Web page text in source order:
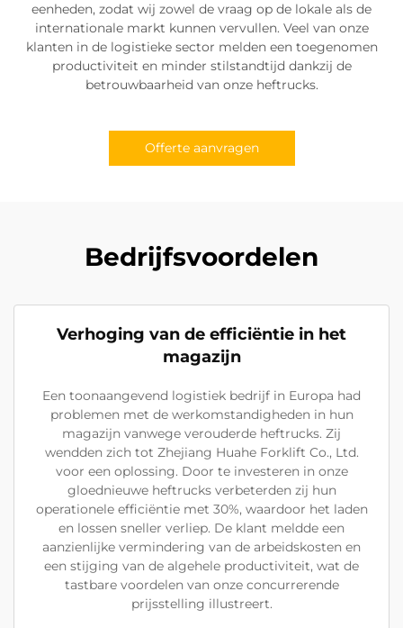
eenheden, zodat wij zowel de vraag op de lokale als de
internationale markt kunnen vervullen. Veel van onze
klanten in de logistieke sector melden een toegenomen
productiviteit en minder stilstandtijd dankzij de
betrouwbaarheid van onze heftrucks.
Offerte aanvragen
Bedrijfsvoordelen
Verhoging van de efficiëntie in het
magazijn
Een toonaangevend logistiek bedrijf in Europa had
problemen met de werkomstandigheden in hun
magazijn vanwege verouderde heftrucks. Zij
wendden zich tot Zhejiang Huahe Forklift Co., Ltd.
voor een oplossing. Door te investeren in onze
gloednieuwe heftrucks verbeterden zij hun
operationele efficiëntie met 30%, waardoor het laden
en lossen sneller verliep. De klant meldde een
aanzienlijke vermindering van de arbeidskosten en
een stijging van de algehele productiviteit, wat de
tastbare voordelen van onze concurrerende
prijsstelling illustreert.